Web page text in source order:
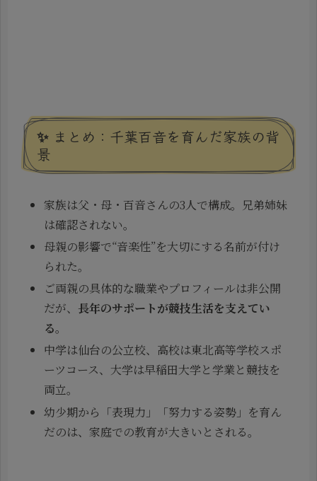
✨ まとめ：千葉百音を育んだ家族の背
景
家族は父・母・百音さんの3人で構成。兄弟姉妹
は確認されない。
母親の影響で“音楽性”を大切にする名前が付け
られた。
ご両親の具体的な職業やプロフィールは非公開
だが、 長年のサポートが競技生活を支えてい
る。
中学は仙台の公立校、高校は東北高等学校スポ
ーツコース、大学は早稲田大学と学業と競技を
両立。
幼少期から「表現力」「努力する姿勢」を育ん
だのは、家庭での教育が大きいとされる。